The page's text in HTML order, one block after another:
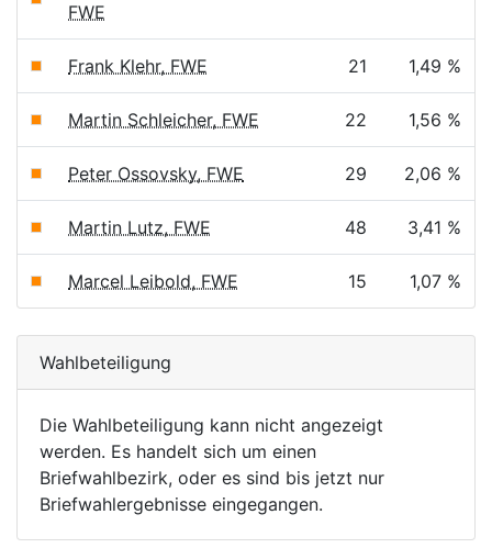
FWE
Frank Klehr, FWE 21 1,49 %
Martin Schleicher, FWE 22 1,56 %
Peter Ossovsky, FWE 29 2,06 %
Martin Lutz, FWE 48 3,41 %
Marcel Leibold, FWE 15 1,07 %
Wahlbeteiligung
Die Wahlbeteiligung kann nicht angezeigt
werden. Es handelt sich um einen
Briefwahlbezirk, oder es sind bis jetzt nur
Briefwahlergebnisse eingegangen.